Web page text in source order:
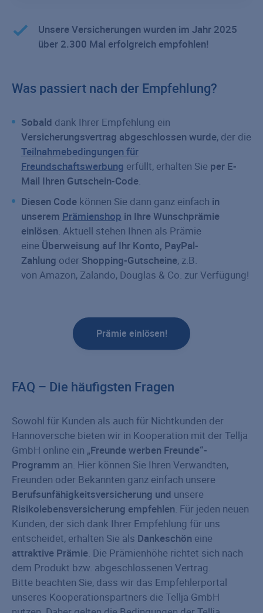
Unsere Versicherungen wurden im Jahr 2025
über 2.300 Mal erfolgreich empfohlen!
Was passiert nach der Empfehlung?
Sobald dank Ihrer Empfehlung ein
Versicherungsvertrag abgeschlossen wurde, der die
Teilnahmebedingungen für
Freundschaftswerbung erfüllt, erhalten Sie per E-
Mail Ihren Gutschein-Code.
Diesen Code können Sie dann ganz einfach in
unserem Prämienshop in Ihre Wunschprämie
einlösen. Aktuell stehen Ihnen als Prämie
eine Überweisung auf Ihr Konto, PayPal-
Zahlung oder Shopping-Gutscheine, z.B.
von Amazon, Zalando, Douglas & Co. zur Verfügung!
Prämie einlösen!
FAQ – Die häufigsten Fragen
Sowohl für Kunden als auch für Nichtkunden der
Hannoversche bieten wir in Kooperation mit der Tellja
GmbH online ein „Freunde werben Freunde“-
Programm an. Hier können Sie Ihren Verwandten,
Freunden oder Bekannten ganz einfach unsere
Berufsunfähigkeitsversicherung und unsere
Risikolebensversicherung empfehlen. Für jeden neuen
Kunden, der sich dank Ihrer Empfehlung für uns
entscheidet, erhalten Sie als Dankeschön eine
attraktive Prämie. Die Prämienhöhe richtet sich nach
dem Produkt bzw. abgeschlossenen Vertrag.
Bitte beachten Sie, dass wir das Empfehlerportal
unseres Kooperationspartners die Tellja GmbH